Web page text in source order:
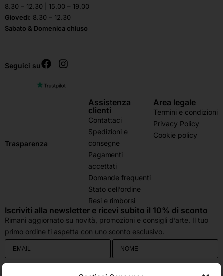
8.30 – 12.30 | 15.00 – 19.00
Giovedì: 8.30 – 12.30
Sabato & Domenica chiuso
Seguici su
Trasparenza
Assistenza
clienti
Contattaci
Spedizioni e
consegne
Pagamenti
accettati
Domande frequenti
Stato dell’ordine
Resi e rimborsi
Area legale
Termini e condizioni
Privacy Policy
Cookie policy
Iscriviti alla newsletter e ricevi subito il 10% di sconto
Rimani aggiornato su novità, promozioni e consigli d’arte. Il tuo
primo ordine ti aspetta con uno sconto esclusivo.